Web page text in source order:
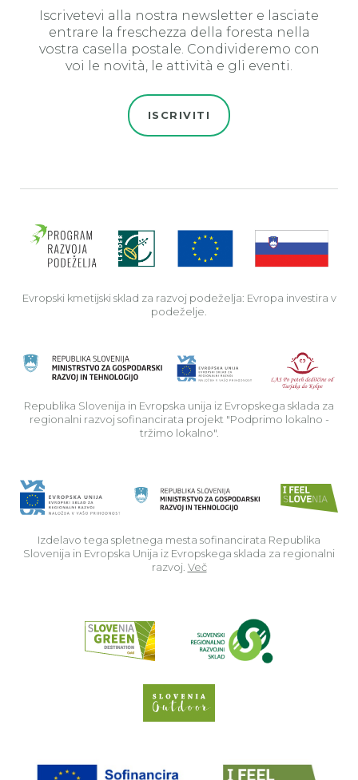
Iscrivetevi alla nostra newsletter e lasciate
entrare la freschezza della foresta nella
vostra casella postale. Condivideremo con
voi le novità, le attività e gli eventi.
ISCRIVITI
Evropski kmetijski sklad za razvoj podeželja: Evropa investira v
podeželje.
Republika Slovenija in Evropska unija iz Evropskega sklada za
regionalni razvoj sofinancirata projekt "Podprimo lokalno -
tržimo lokalno".
Izdelavo tega spletnega mesta sofinancirata Republika
Slovenija in Evropska Unija iz Evropskega sklada za regionalni
razvoj. Več